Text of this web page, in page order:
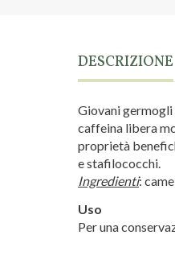
DESCRIZIONE
Giovani germogli
caffeina libera
proprietà
e stafilococchi.
Ingredienti:
Uso
Per una